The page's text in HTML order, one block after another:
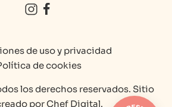
de uso y privacidad
de cookies
los derechos reservados. Sitio
porChef Digital.